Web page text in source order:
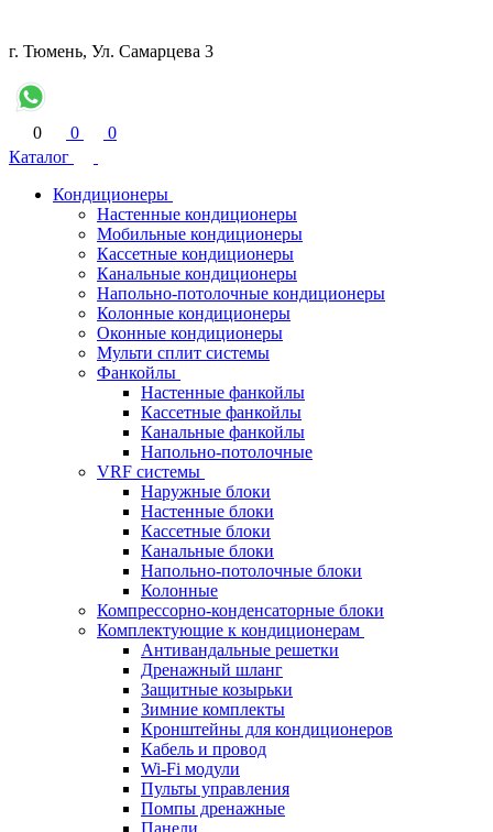
г. Тюмень, Ул. Самарцева 3
0 0
0
Каталог
Кондиционеры
Настенные кондиционеры
Мобильные кондиционеры
Кассетные кондиционеры
Канальные кондиционеры
Напольно-потолочные кондиционеры
Колонные кондиционеры
Оконные кондиционеры
Мульти сплит системы
Фанкойлы
Настенные фанкойлы
Кассетные фанкойлы
Канальные фанкойлы
Напольно-потолочные
VRF системы
Наружные блоки
Настенные блоки
Кассетные блоки
Канальные блоки
Напольно-потолочные блоки
Колонные
Компрессорно-конденсаторные блоки
Комплектующие к кондиционерам
Антивандальные решетки
Дренажный шланг
Защитные козырьки
Зимние комплекты
Кронштейны для кондиционеров
Кабель и провод
Wi-Fi модули
Пульты управления
Помпы дренажные
Панели